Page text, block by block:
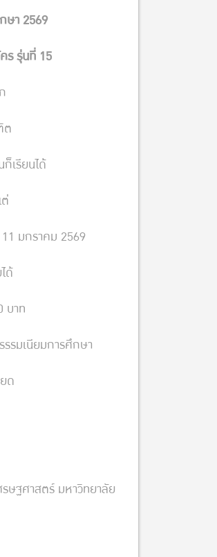
ษา 2569
ร รุ่นที่ 15
ต
เรียนได้
มกราคม 2569
ด้
บาท
รรมเนียมการศึกษา
ด
ษฐศาสตร์ มหาวิทยาลัย